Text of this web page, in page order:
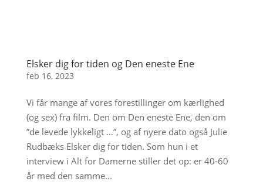
Elsker dig for tiden og Den eneste Ene
feb 16, 2023
Vi får mange af vores forestillinger om kærlighed
(og sex) fra film. Den om Den eneste Ene, den om
”de levede lykkeligt …”, og af nyere dato også Julie
Rudbæks Elsker dig for tiden. Som hun i et
interview i Alt for Damerne stiller det op: er 40-60
år med den samme...